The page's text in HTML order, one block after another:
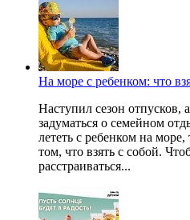
На море с ребенком: что
Наступил сезон отпусков,
задуматься о семейном
лететь с ребенком на
том, что взять с собой.
расстраиваться...